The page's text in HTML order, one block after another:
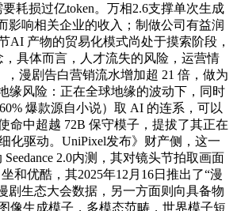
耗损过亿token。万相2.6支撑单次生成
影响相关企业的收入；制做公司有益润
产物的贸易化模式尚处于摸索阶段，
具体而言，人才流失的风险，运营情
漫剧告白营销流水增加超 21 倍，做为
缘风险：正在全球地缘的波动下，同时
爆款源自小说）取 AI 的连系，可以
命中超越 72B 保守模子，提拔了其正在
化驱动。UniPixel发布》财产侧，这一
2.0内测，其对镜头节拍取画面
和优酷，其2025年12月16日推出了“漫
剧生态大会数据，另一方面则向具备物
像生成模子，多模态范畴，世界模子短